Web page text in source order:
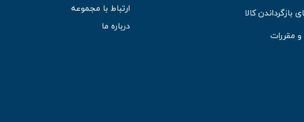
بازگرداندن کالا
و مقررات
ارتباط با مجموعه
درباره ما